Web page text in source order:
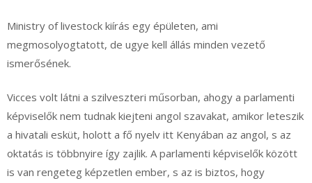
Ministry of livestock kiírás egy épületen, ami
megmosolyogtatott, de ugye kell állás minden vezető
ismerősének.
Vicces volt látni a szilveszteri műsorban, ahogy a parlamenti
képviselők nem tudnak kiejteni angol szavakat, amikor leteszik
a hivatali esküt, holott a fő nyelv itt Kenyában az angol, s az
oktatás is többnyire így zajlik. A parlamenti képviselők között
is van rengeteg képzetlen ember, s az is biztos, hogy